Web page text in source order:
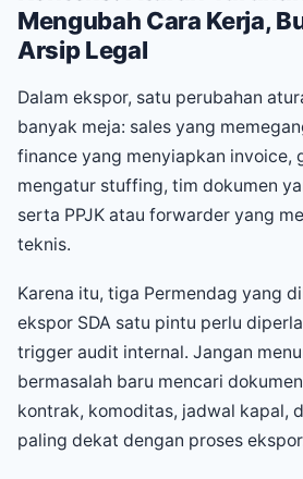
Mengubah Cara Kerja,
Arsip Legal
Dalam ekspor, satu perubahan
banyak meja: sales yang
finance yang menyiapkan invoice,
mengatur stuffing, tim dokumen
serta PPJK atau forwarder yang
teknis.
Karena itu, tiga Permendag yang
ekspor SDA satu pintu perlu
trigger audit internal. Jangan
bermasalah baru mencari
kontrak, komoditas, jadwal kapal,
paling dekat dengan proses